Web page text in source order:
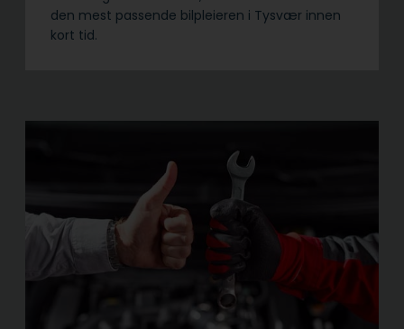
den mest passende bilpleieren i Tysvær innen
kort tid.